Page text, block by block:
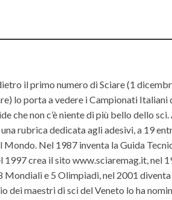
il primo numero di Sciare (1
lo porta a vedere i Campionati Italiani
che non c’è niente di più bello dello
rubrica dedicata agli adesivi, a 19
Mondo. Nel 1987 inventa la Guida
crea il sito www.sciaremag.it, nel
Mondiali e 5 Olimpiadi, nel 2001
dei maestri di sci del Veneto lo ha